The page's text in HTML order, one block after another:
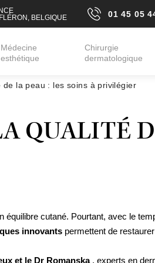
BELGIQUE
01 45 05
Rides
Lèvres
Médecine
esthétique
Chirurgie
dermatologique
ÉPILATION
EPILATION
la peau : les soins à privilégier
QUALITÉ
équilibre cutané. Pourtant, avec le
innovantspermettent de restaurer
et le Dr Romanska, experts en